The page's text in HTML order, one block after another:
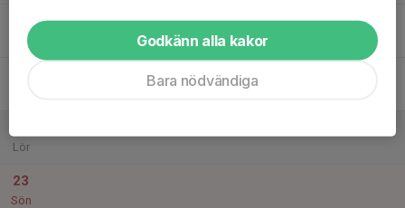
Tor
Lör
23
Sön
Godkänn alla kakor
Bara nödvändiga